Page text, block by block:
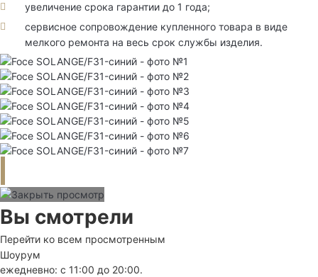
увеличение срока гарантии до 1 года;
сервисное сопровождение купленного товара в виде
мелкого ремонта на весь срок службы изделия.
Вы смотрели
Перейти ко всем просмотренным
Шоурум
ежедневно: с 11:00 до 20:00.